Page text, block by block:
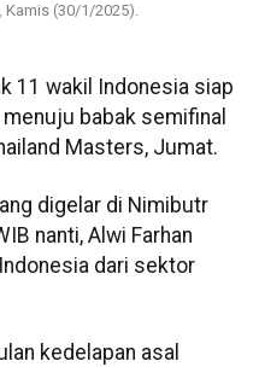
Kamis (30/1/2025).
11 wakil Indonesia siap
babak semifinal
Masters, Jumat.
digelar di Nimibutr
nanti, Alwi Farhan
dari sektor
kedelapan asal